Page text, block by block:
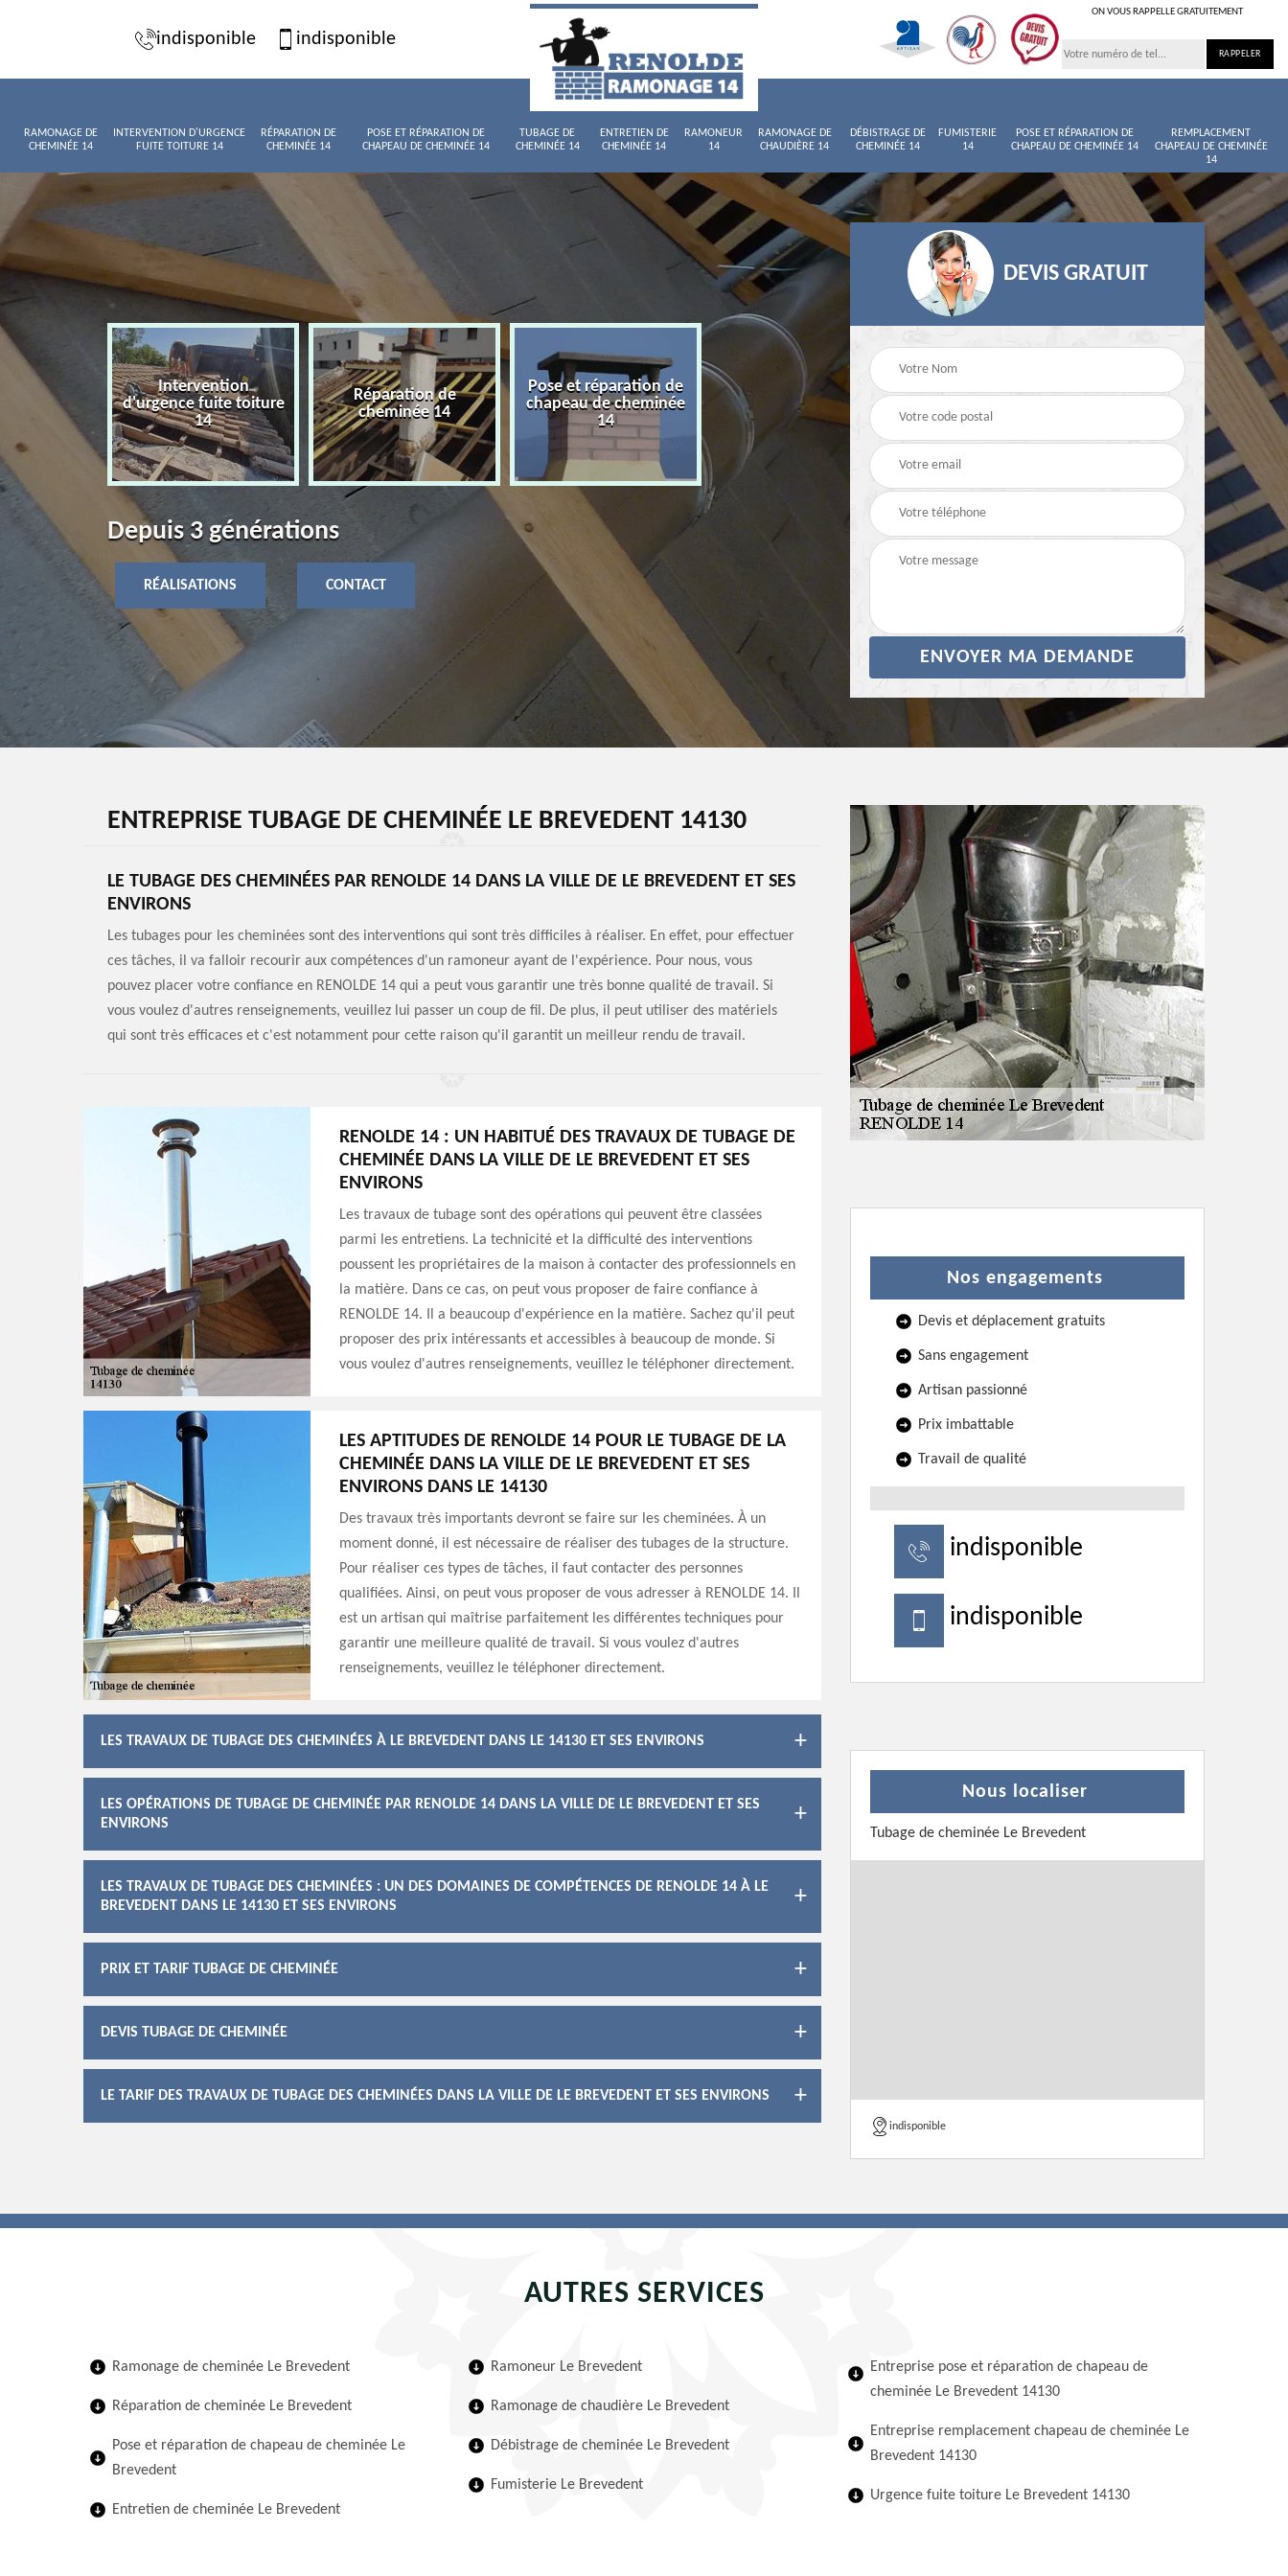
indisponible indisponible
ON VOUS RAPPELLE GRATUITEMENT
RAMONAGE DE
CHEMINÉE 14
INTERVENTION D'URGENCE
FUITE TOITURE 14
RÉPARATION DE
CHEMINÉE 14
POSE ET RÉPARATION DE
CHAPEAU DE CHEMINÉE 14
TUBAGE DE
CHEMINÉE 14
ENTRETIEN DE
CHEMINÉE 14
RAMONEUR
14
RAMONAGE DE
CHAUDIÈRE 14
DÉBISTRAGE DE
CHEMINÉE 14
FUMISTERIE
14
POSE ET RÉPARATION DE
CHAPEAU DE CHEMINÉE 14
REMPLACEMENT
CHAPEAU DE CHEMINÉE
14
de
Intervention
d'urgence fuite toiture
14
Réparation de
cheminée 14
Pose et réparation de
chapeau de cheminée
14
Tubage de cheminée
14
Entretien de cheminée
Ramoneur 14
Depuis 3 générations
RÉALISATIONS CONTACT
DEVIS GRATUIT
ENTREPRISE TUBAGE DE CHEMINÉE LE BREVEDENT 14130
LE TUBAGE DES CHEMINÉES PAR RENOLDE 14 DANS LA VILLE DE LE BREVEDENT ET SES
ENVIRONS
Les tubages pour les cheminées sont des interventions qui sont très difficiles à réaliser. En effet, pour effectuer
ces tâches, il va falloir recourir aux compétences d'un ramoneur ayant de l'expérience. Pour nous, vous
pouvez placer votre confiance en RENOLDE 14 qui a peut vous garantir une très bonne qualité de travail. Si
vous voulez d'autres renseignements, veuillez lui passer un coup de fil. De plus, il peut utiliser des matériels
qui sont très efficaces et c'est notamment pour cette raison qu'il garantit un meilleur rendu de travail.
RENOLDE 14 : UN HABITUÉ DES TRAVAUX DE TUBAGE DE
CHEMINÉE DANS LA VILLE DE LE BREVEDENT ET SES
ENVIRONS
Les travaux de tubage sont des opérations qui peuvent être classées
parmi les entretiens. La technicité et la difficulté des interventions
poussent les propriétaires de la maison à contacter des professionnels en
la matière. Dans ce cas, on peut vous proposer de faire confiance à
RENOLDE 14. Il a beaucoup d'expérience en la matière. Sachez qu'il peut
proposer des prix intéressants et accessibles à beaucoup de monde. Si
vous voulez d'autres renseignements, veuillez le téléphoner directement.
LES APTITUDES DE RENOLDE 14 POUR LE TUBAGE DE LA
CHEMINÉE DANS LA VILLE DE LE BREVEDENT ET SES
ENVIRONS DANS LE 14130
Des travaux très importants devront se faire sur les cheminées. À un
moment donné, il est nécessaire de réaliser des tubages de la structure.
Pour réaliser ces types de tâches, il faut contacter des personnes
qualifiées. Ainsi, on peut vous proposer de vous adresser à RENOLDE 14. Il
est un artisan qui maîtrise parfaitement les différentes techniques pour
garantir une meilleure qualité de travail. Si vous voulez d'autres
renseignements, veuillez le téléphoner directement.
LES TRAVAUX DE TUBAGE DES CHEMINÉES À LE BREVEDENT DANS LE 14130 ET SES ENVIRONS
LES OPÉRATIONS DE TUBAGE DE CHEMINÉE PAR RENOLDE 14 DANS LA VILLE DE LE BREVEDENT ET SES
ENVIRONS
LES TRAVAUX DE TUBAGE DES CHEMINÉES : UN DES DOMAINES DE COMPÉTENCES DE RENOLDE 14 À LE
BREVEDENT DANS LE 14130 ET SES ENVIRONS
PRIX ET TARIF TUBAGE DE CHEMINÉE
DEVIS TUBAGE DE CHEMINÉE
LE TARIF DES TRAVAUX DE TUBAGE DES CHEMINÉES DANS LA VILLE DE LE BREVEDENT ET SES ENVIRONS
Nos engagements
Devis et déplacement gratuits
Sans engagement
Artisan passionné
Prix imbattable
Travail de qualité
indisponible
indisponible
Nous localiser
Tubage de cheminée Le Brevedent
indisponible
AUTRES SERVICES
Ramonage de cheminée Le Brevedent
Réparation de cheminée Le Brevedent
Pose et réparation de chapeau de cheminée Le
Brevedent
Entretien de cheminée Le Brevedent
Ramoneur Le Brevedent
Ramonage de chaudière Le Brevedent
Débistrage de cheminée Le Brevedent
Fumisterie Le Brevedent
Entreprise pose et réparation de chapeau de
cheminée Le Brevedent 14130
Entreprise remplacement chapeau de cheminée Le
Brevedent 14130
Urgence fuite toiture Le Brevedent 14130